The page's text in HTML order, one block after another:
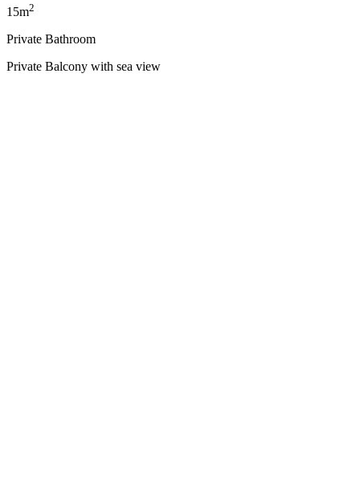
15m2
Private Bathroom
Private Balcony with sea view